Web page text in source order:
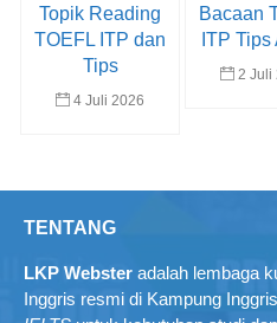
Topik Reading
TOEFL ITP dan
Tips
4 Juli 2026
Bacaan
ITP Tips
2 Juli
TENTANG
LKP Webster adalah lembaga
Inggris resmi di Kampung